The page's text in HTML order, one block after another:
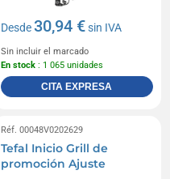
Desde30,94 €sin IVA
Sin incluir el marcado
En stock : 1 065 unidades
CITA EXPRESA
Réf. 00048V0202629
Tefal Inicio Grill de
promoción Ajuste